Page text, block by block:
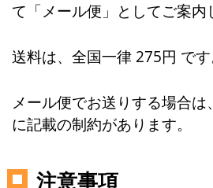
て「メール便」としてご案内
送料は、全国一律 275円 です
メール便でお送りする場合は
に記載の制約があります。
注意事項